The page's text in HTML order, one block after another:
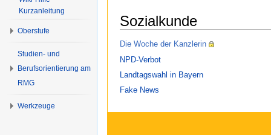
Sozialkunde
Die Woche der Kanzlerin
NPD-Verbot
Landtagswahl in Bayern
Fake News
Kurzanleitung
Oberstufe
Studien- und
Berufsorientierung am
RMG
Werkzeuge